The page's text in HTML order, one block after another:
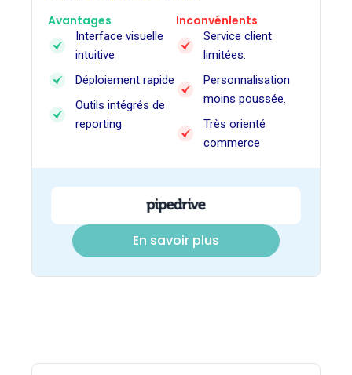
Avantages
Interface visuelle
intuitive
Déploiement rapide
Outils intégrés de
reporting
Inconvénlents
Service client
limitées.
Personnalisation
moins poussée.
Très orienté
commerce
En savoir plus